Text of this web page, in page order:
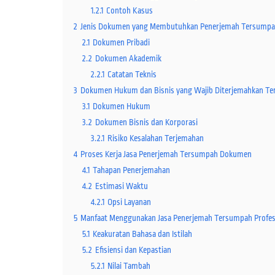
1.2.1 Contoh Kasus
2 Jenis Dokumen yang Membutuhkan Penerjemah
2.1 Dokumen Pribadi
2.2 Dokumen Akademik
2.2.1 Catatan Teknis
3 Dokumen Hukum dan Bisnis yang Wajib Diterjemahkan
3.1 Dokumen Hukum
3.2 Dokumen Bisnis dan Korporasi
3.2.1 Risiko Kesalahan Terjemahan
4 Proses Kerja Jasa Penerjemah Tersumpah Dokumen
4.1 Tahapan Penerjemahan
4.2 Estimasi Waktu
4.2.1 Opsi Layanan
5 Manfaat Menggunakan Jasa Penerjemah Tersumpah
5.1 Keakuratan Bahasa dan Istilah
5.2 Efisiensi dan Kepastian
5.2.1 Nilai Tambah